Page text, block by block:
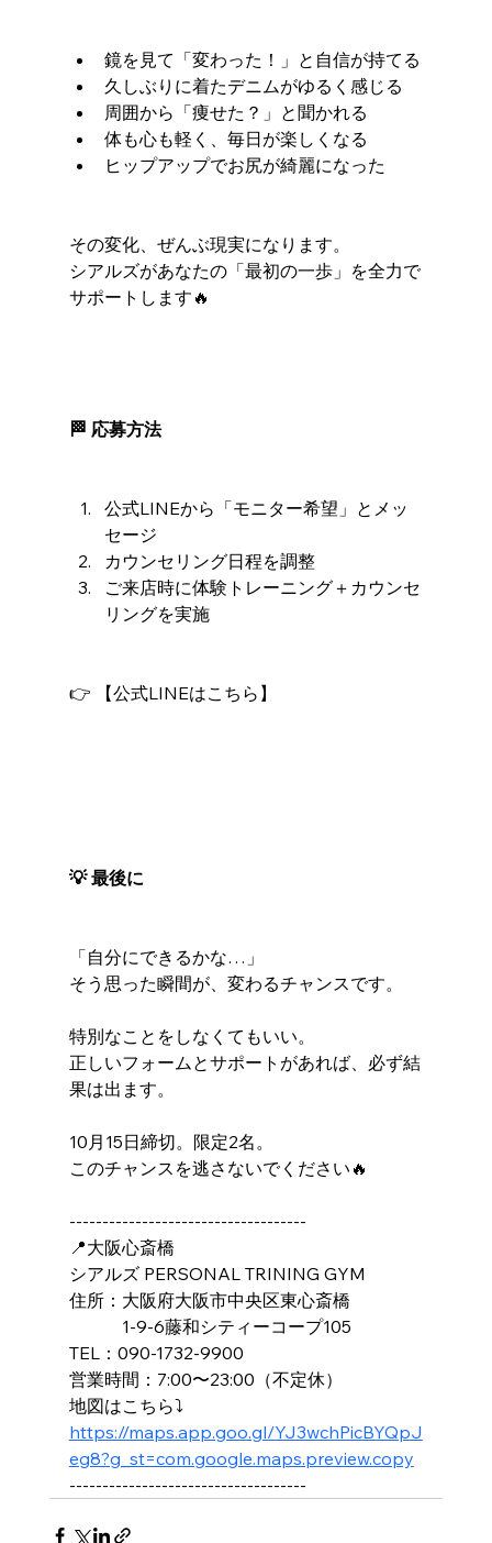
鏡を見て「変わった！」と自信が持てる
久しぶりに着たデニムがゆるく感じる
周囲から「痩せた？」と聞かれる
体も心も軽く、毎日が楽しくなる
ヒップアップでお尻が綺麗になった
その変化、ぜんぶ現実になります。
シアルズがあなたの「最初の一歩」を全力で
サポートします🔥
🏁 応募方法
公式LINEから「モニター希望」とメッ
セージ
カウンセリング日程を調整
ご来店時に体験トレーニング＋カウンセ
リングを実施
👉 【公式LINEはこちら】
💡 最後に
「自分にできるかな…」
そう思った瞬間が、変わるチャンスです。
特別なことをしなくてもいい。
正しいフォームとサポートがあれば、必ず結
果は出ます。
10月15日締切。限定2名。
このチャンスを逃さないでください🔥
------------------------------------
📍大阪心斎橋
シアルズ PERSONAL TRINING GYM
住所：大阪府大阪市中央区東心斎橋
1-9-6藤和シティーコープ105
TEL：090-1732-9900
営業時間：7:00〜23:00（不定休）
地図はこちら⤵️
https://maps.app.goo.gl/YJ3wchPicBYQpJ
eg8?g_st=com.google.maps.preview.copy
------------------------------------